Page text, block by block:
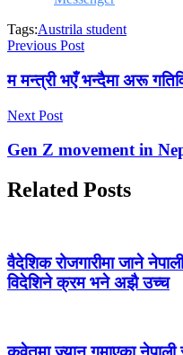
Tags:Austrila student
Previous Post
म मन्त्री भएँ भन्दैमा अरू
Next Post
Gen Z movement in
Related Posts
वैदेशिक रोजगारीमा जाने
विदेशिने क्रम भने अझै उच्च